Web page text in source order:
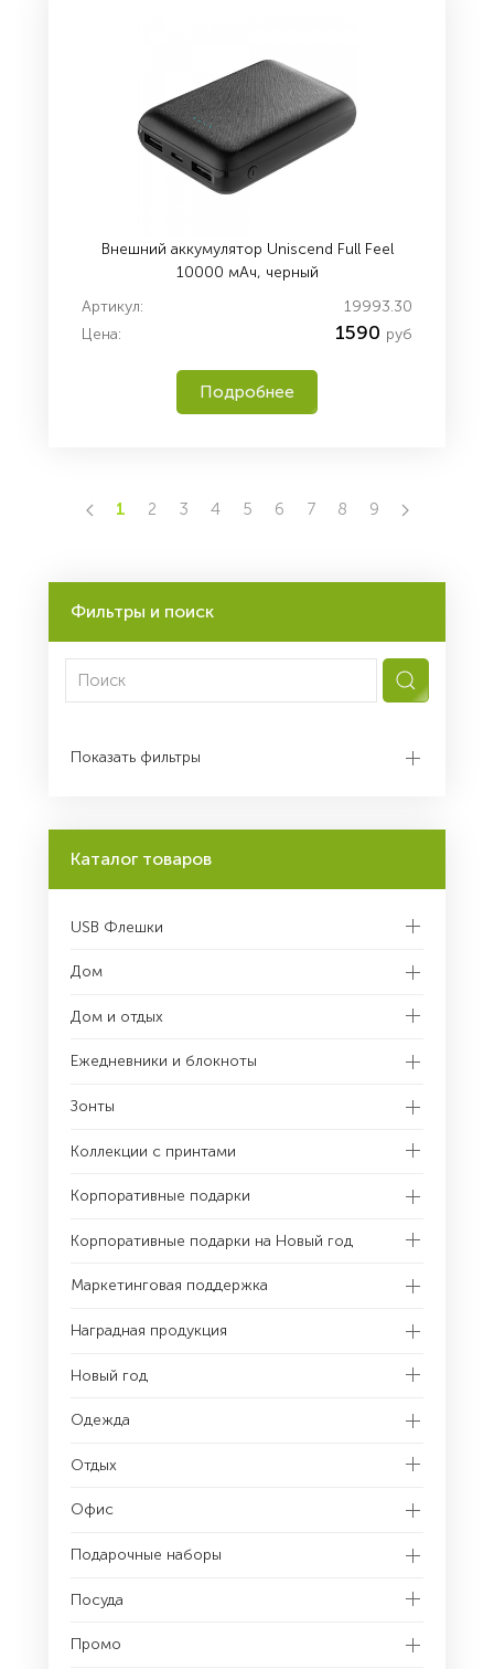
Фильтры и поиск
Показать фильтры
Каталог товаров
USB Флешки
Дом
Дом и отдых
Ежедневники и блокноты
Зонты
Коллекции с принтами
Корпоративные подарки
Корпоративные подарки на Новый год
Маркетинговая поддержка
Наградная продукция
Новый год
Одежда
Отдых
Офис
Подарочные наборы
Посуда
Промо
Внешний аккумулятор Uniscend Full Feel
10000 мАч, черный
Артикул:
19993.30
Цена:
1590 руб
Подробнее
1 2 3 4 5 6 7 8 9